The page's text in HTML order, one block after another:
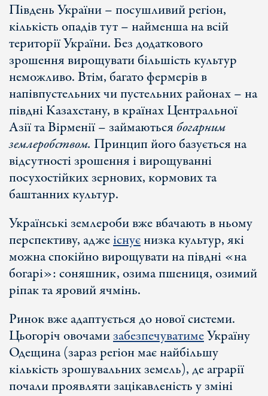
Південь України – посушливий регіон,
кількість опадів тут – найменша на всій
території України. Без додаткового
зрошення вирощувати більшість культур
неможливо. Втім, багато фермерів в
напівпустельних чи пустельних районах – на
півдні Казахстану, в країнах Центральної
Азії та Вірменії – займаються богарним
землеробством. Принцип його базується на
відсутності зрошення і вирощуванні
посухостійких зернових, кормових та
баштанних культур.
Українські землероби вже вбачають в ньому
перспективу, аджеіснуєнизка культур, які
можна спокійно вирощувати на півдні «на
богарі»: соняшник, озима пшениця, озимий
ріпак та яровий ячмінь.
Ринок вже адаптується до нової системи.
Цьогоріч овочамизабезпечуватимеУкраїну
Одещина (зараз регіон має найбільшу
кількість зрошувальних земель), де аграрії
почали проявляти зацікавленість у зміні